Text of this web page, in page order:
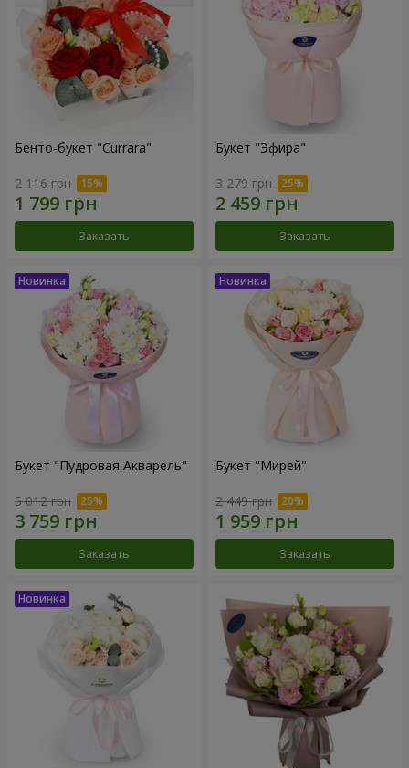
Бенто-букет "Currara"
2 116 грн
Заказать
Букет "Эфира"
3 279 грн
Заказать
Букет "Пудровая Акварель"
5 012 грн
Заказать
Букет "Мирей"
2 449 грн
Заказать